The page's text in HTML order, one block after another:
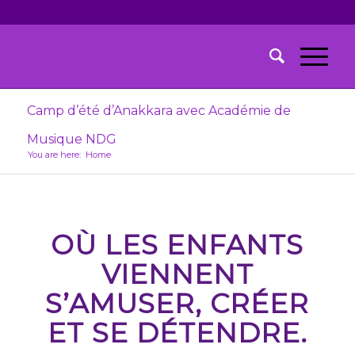
Camp d’été d’Anakkara avec Académie de
Musique NDG
You are here: Home
OÙ LES ENFANTS
VIENNENT
S’AMUSER, CRÉER
ET SE DÉTENDRE.